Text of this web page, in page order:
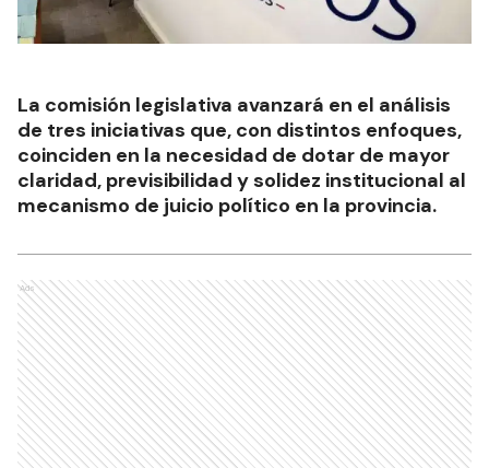
La comisión legislativa avanzará en el análisis
de tres iniciativas que, con distintos enfoques,
coinciden en la necesidad de dotar de mayor
claridad, previsibilidad y solidez institucional al
mecanismo de juicio político en la provincia.
Ads